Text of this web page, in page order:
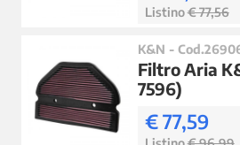
Listino€ 77,56
K&N -
Filtro Aria
7596)
€ 77,59